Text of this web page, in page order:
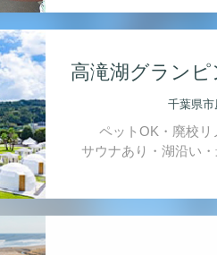
高滝湖グラン
千葉県市
ペットOK・廃校リ
サウナあり・湖沿い